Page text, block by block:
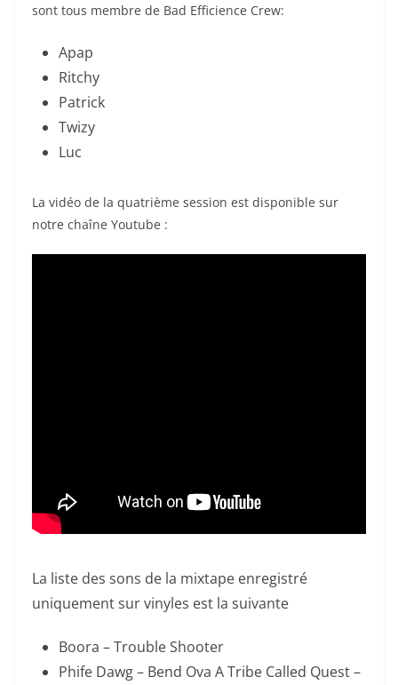
sont tous membre de Bad Efficience Crew:
Apap
Ritchy
Patrick
Twizy
Luc
La vidéo de la quatrième session est disponible sur
notre chaîne Youtube :
La liste des sons de la mixtape enregistré
uniquement sur vinyles est la suivante
Boora – Trouble Shooter
Phife Dawg – Bend Ova A Tribe Called Quest –